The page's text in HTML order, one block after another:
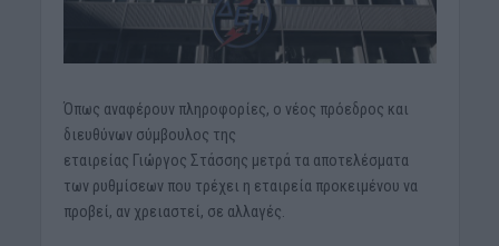
Όπως αναφέρουν πληροφορίες, ο νέος πρόεδρος και
διευθύνων σύμβουλος της
εταιρείας Γιώργος Στάσσης μετρά τα αποτελέσματα
των ρυθμίσεων που τρέχει η εταιρεία προκειμένου να
προβεί, αν χρειαστεί, σε αλλαγές.